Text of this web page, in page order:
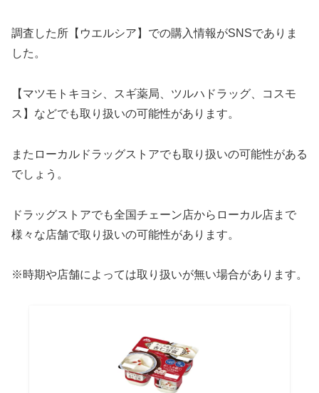
調査した所【ウエルシア】での購入情報がSNSでありま
した。
【マツモトキヨシ、スギ薬局、ツルハドラッグ、コスモ
ス】などでも取り扱いの可能性があります。
またローカルドラッグストアでも取り扱いの可能性がある
でしょう。
ドラッグストアでも全国チェーン店からローカル店まで
様々な店舗で取り扱いの可能性があります。
※時期や店舗によっては取り扱いが無い場合があります。